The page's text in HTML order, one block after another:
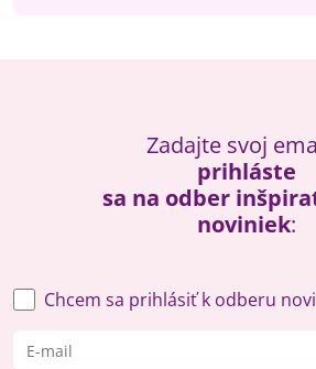
Zadajte svoj
prihláste
sa na odber
noviniek:
Chcem sa prihlásiť k odberu